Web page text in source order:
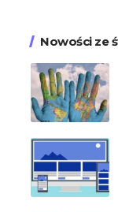
Nowości ze